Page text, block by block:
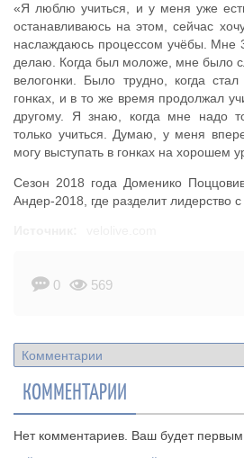
«Я люблю учиться, и у меня уже
останавливаюсь на этом, сейчас
наслаждаюсь процессом учёбы. Мне
делаю. Когда был моложе, мне было
велогонки. Было трудно, когда
гонках, и в то же время продолжал
другому. Я знаю, когда мне надо
только учиться. Думаю, у меня
могу выступать в гонках на хорошем
Сезон 2018 года Доменико
Андер-2018, где разделит лидерство
0 569
КОММЕНТАРИИ
Нет комментариев. Ваш будет